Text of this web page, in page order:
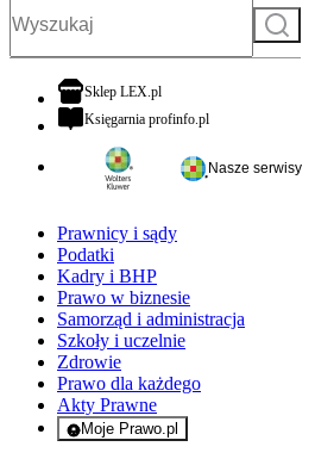
Szukaj
Sklep LEX.plotwiera się w nowej karcie
Księgarnia profinfo.plotwiera się w
Nasze serwisy
Prawnicy i sądy
Podatki
Kadry i BHP
Prawo w biznesie
Samorząd i administracja
Szkoły i uczelnie
Zdrowie
Prawo dla każdego
Akty Prawne
Moje Prawo.pl
- rejestracja i logowanie do